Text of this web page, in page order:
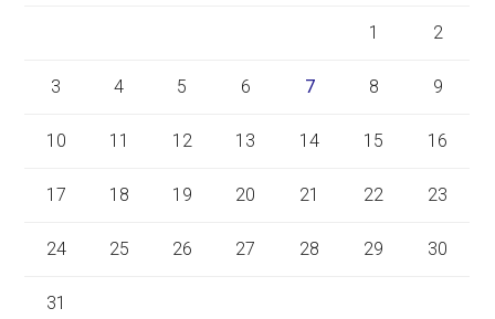
1 2
3 4 5 6 7 8 9
10 11 12 13 14 15 16
17 18 19 20 21 22 23
24 25 26 27 28 29 30
31